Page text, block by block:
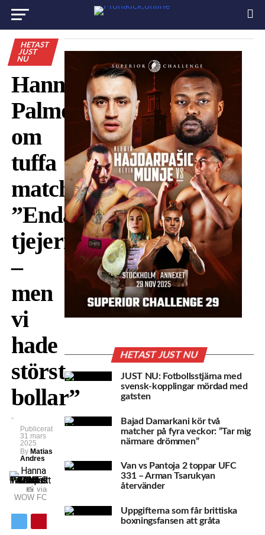
HETAST
JUST
NU
Hanna
Palmqvist
om
tuffa
matchen:
”Enda
tjejerna
–
men
vi
hade
störst
bollar”
Publicerat
31 mars
2025
By Matias
Andres
📸 via
WOW FC
HETAST JUST NU
JUST NU: Fotbollsstjärna med
svensk-kopplingar mördad med
gatsten
Bajad Damarkani kör två
matcher på fyra veckor: ”Tar mig
närmare drömmen”
Van vs Pantoja 2 toppar UFC
331 – Arman Tsarukyan
återvänder
Uppgifterna som får brittiska
boxningsfansen att gråta